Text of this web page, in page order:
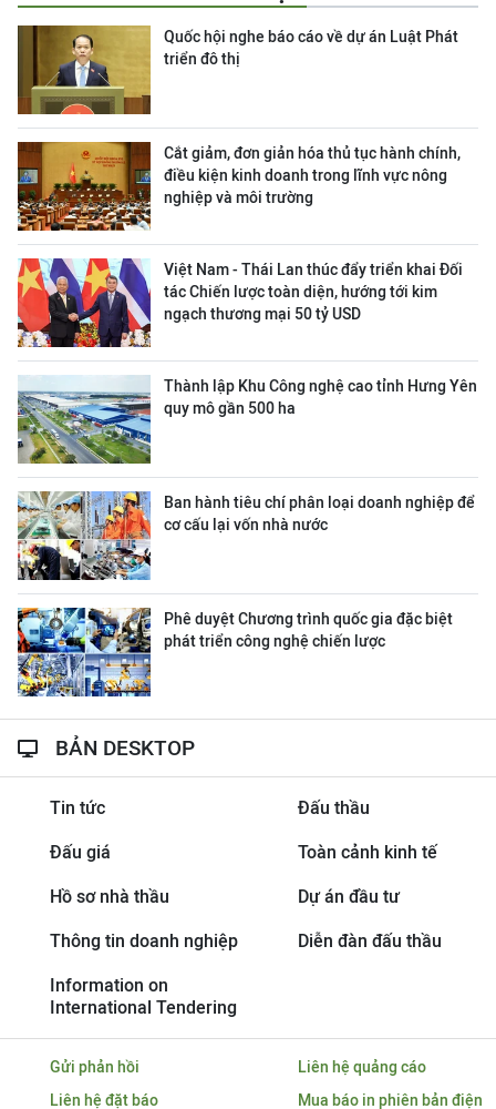
Quốc hội nghe báo cáo về dự án Luật Phát
triển đô thị
Cắt giảm, đơn giản hóa thủ tục hành chính,
điều kiện kinh doanh trong lĩnh vực nông
nghiệp và môi trường
Việt Nam - Thái Lan thúc đẩy triển khai Đối
tác Chiến lược toàn diện, hướng tới kim
ngạch thương mại 50 tỷ USD
Thành lập Khu Công nghệ cao tỉnh Hưng Yên
quy mô gần 500 ha
Ban hành tiêu chí phân loại doanh nghiệp để
cơ cấu lại vốn nhà nước
Phê duyệt Chương trình quốc gia đặc biệt
phát triển công nghệ chiến lược
BẢN DESKTOP
Tin tức Đấu thầu
Đấu giá Toàn cảnh kinh tế
Hồ sơ nhà thầu Dự án đầu tư
Thông tin doanh nghiệp Diễn đàn đấu thầu
Information on
International Tendering
Gửi phản hồi
Liên hệ quảng cáo
Liên hệ đặt báo
Mua báo in phiên bản điện